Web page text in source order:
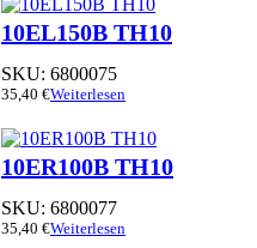
10EL150B TH10
SKU: 6800075
35,40 €Weiterlesen
10ER100B TH10
SKU: 6800077
35,40 €Weiterlesen